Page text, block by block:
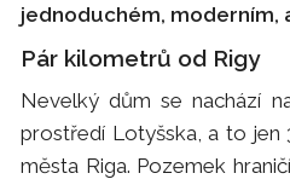
jednoduchém, moderním,
Pár kilometrů od Rigy
Nevelký dům se nachází
prostředí Lotyšska, a to jen
města Riga. Pozemek